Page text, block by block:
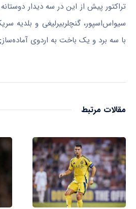
تراکتور پیش از این در سه دیدار
سیواس‌اسپور، گنچلربیرلیغی و بلدیه
با سه برد و یک باخت به اردوی
مقالات مرتبط